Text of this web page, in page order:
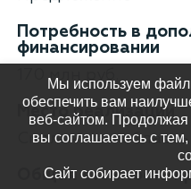
Потребность в
финансировании
170 млн руб.
Место реализации
Смоленская область
Общая стоимость
Мы используем
обеспечить вам
веб-сайтом. Продолжая
вы соглашаетесь с
Сайт собирает